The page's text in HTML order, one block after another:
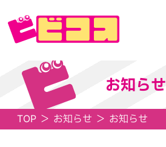
お知らせ
TOP ＞ お知らせ ＞ お知らせ